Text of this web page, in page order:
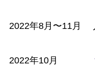
2022年8月〜11月
2022年10月